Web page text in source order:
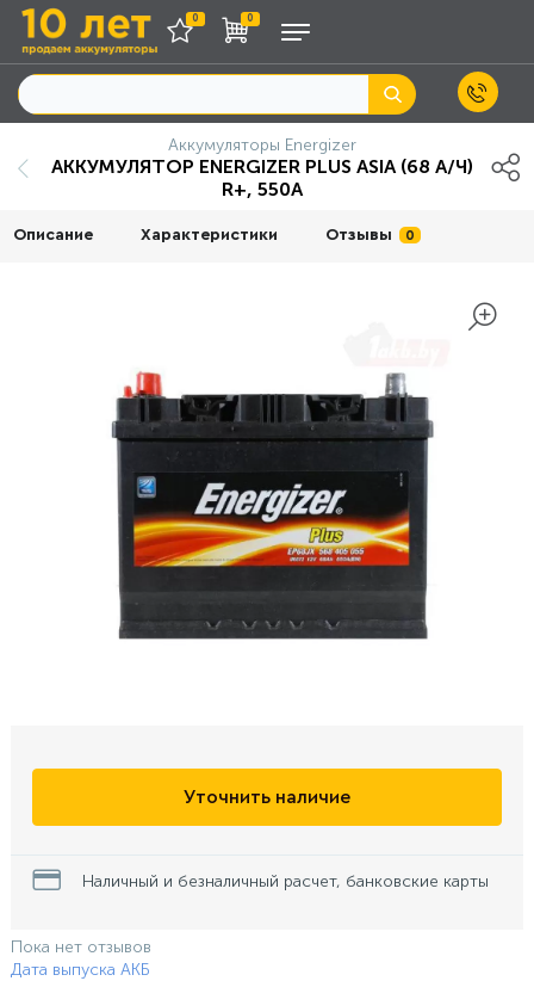
0 0
Аккумуляторы Energizer
АККУМУЛЯТОР ENERGIZER PLUS ASIA (68 А/Ч)
R+, 550А
Описание Характеристики Отзывы 0
Уточнить наличие
Наличный и безналичный расчет, банковские карты
Пока нет отзывов
Дата выпуска АКБ